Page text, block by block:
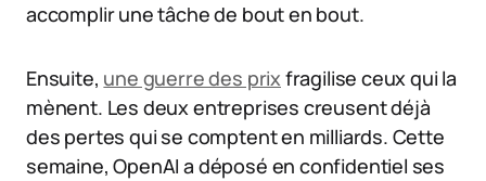
accomplir une tâche de bout en bout.
Ensuite, une guerre des prix fragilise ceux qui la
mènent. Les deux entreprises creusent déjà
des pertes qui se comptent en milliards. Cette
semaine, OpenAI a déposé en confidentiel ses